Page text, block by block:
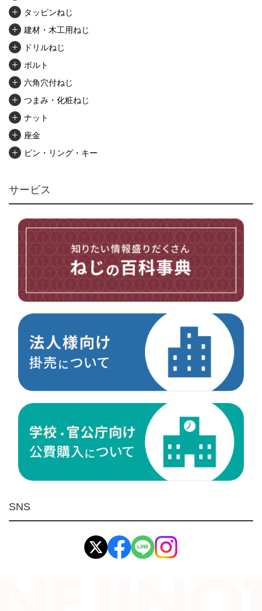
タッピンねじ
建材・木工用ねじ
ドリルねじ
ボルト
六角穴付ねじ
つまみ・化粧ねじ
ナット
座金
ピン・リング・キー
アンカー・プラグ
ユニファイねじ
その他ねじ
電材・設備
切削工具
ケミカル製品
荷役伝導
環境安全用品
イマオ製品(IMAO)
工業資材(栃木屋)
サービス
SNS